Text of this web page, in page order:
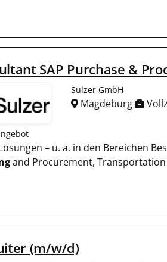
SAP Purchase &
Sulzer GmbH
Magdeburg
– u. a. in den Bereichen
and Procurement, Transportation
(m/w/d)